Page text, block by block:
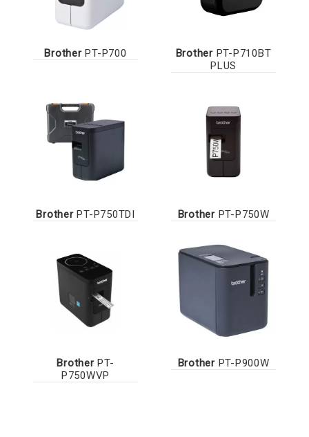
BrotherPT-P700 BrotherPT-P710BT
PLUS
BrotherPT-P750TDI BrotherPT-P750W
BrotherPT-
P750WVP
BrotherPT-P900W